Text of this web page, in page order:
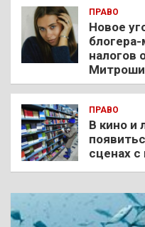
ПРАВО
Новое
налогов
ПРАВО
В кино и
сценах с